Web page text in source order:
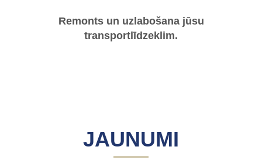
Remonts un uzlabošana jūsu
transportlīdzeklim.
JAUNUMI